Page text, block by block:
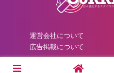
運営会社について
広告掲載について
© 2026